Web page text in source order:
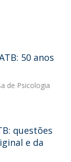
50 anos
de Psicologia
questões
e da